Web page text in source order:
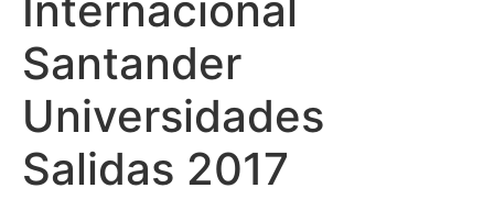
Santander
Universidades
Salidas 2017